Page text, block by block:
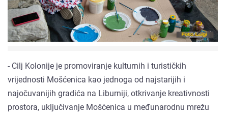
- Cilj Kolonije je promoviranje kulturnih i turističkih
vrijednosti Mošćenica kao jednoga od najstarijih i
najočuvanijih gradića na Liburniji, otkrivanje kreativnosti
prostora, uključivanje Mošćenica u međunarodnu mrežu